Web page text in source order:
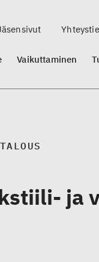
Vaikuttaminen
ja